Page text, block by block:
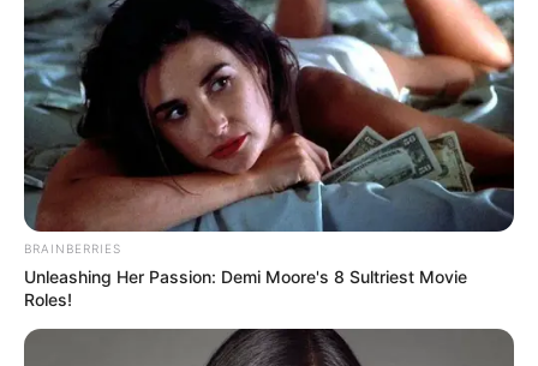
From Baddies To Sweethearts: These 9 Actresses
Can Do It All
BRAINBERRIES
Unleashing Her Passion: Demi Moore's 8 Sultriest Movie
Roles!